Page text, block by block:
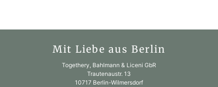
Mit Liebe aus Berlin
Togethery, Bahlmann & Liceni GbR
Trautenaustr. 13
10717 Berlin-Wilmersdorf